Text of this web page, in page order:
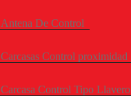
Antena De Control
Carcasas Control proximidad
Carcasa Control Tipo Llavero